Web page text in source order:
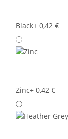
Black+ 0,42 €
Zinc+ 0,42 €